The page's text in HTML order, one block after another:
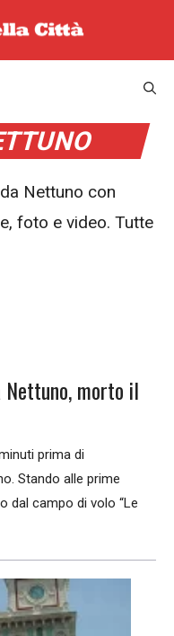
Nettuno con
foto e video. Tutte
morto il
prima di
Stando alle prime
dal campo di volo “Le